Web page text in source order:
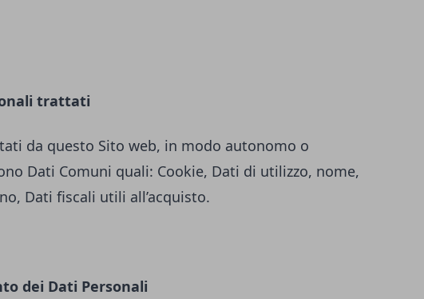
trattati
da questo Sito web, in modo autonomo o
Dati Comuni quali: Cookie, Dati di utilizzo, nome,
Dati fiscali utili all’acquisto.
dei Dati Personali